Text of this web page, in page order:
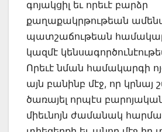
գոյակցիլ եւ որեւէ բարձր
քաղաքակրթութեան
պատշաճութեան
կազմէ
Որեւէ նման համակարգի
այն բանինբ մէջ, որ կրնայ
ծառայել որպէս բարոյական
միեւնոյն ժամանակ